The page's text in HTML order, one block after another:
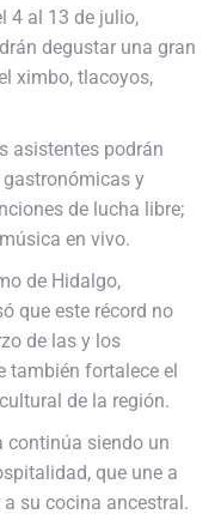
4 al 13 de julio,
degustar una gran
ximbo, tlacoyos,
asistentes podrán
y
de lucha libre;
en vivo.
de Hidalgo,
que este récord no
de las y los
también fortalece el
de la región.
continúa siendo un
que une a
su cocina ancestral.